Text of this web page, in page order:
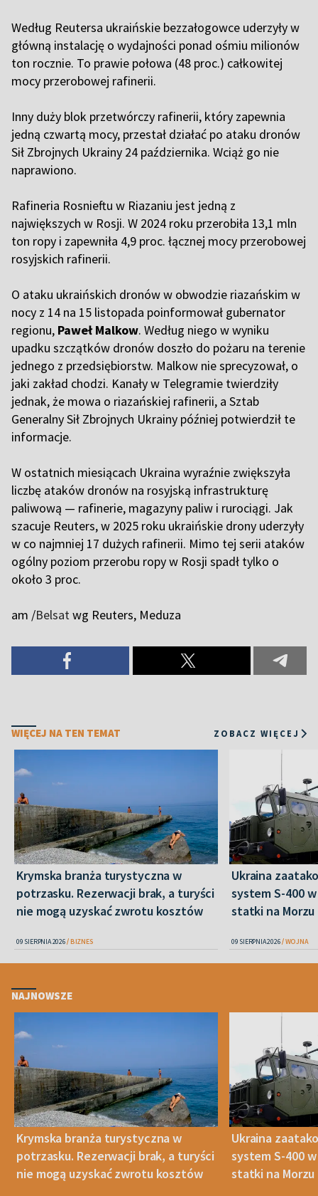
Według Reutersa ukraińskie bezzałogowce uderzyły w
główną instalację o wydajności ponad ośmiu milionów
ton rocznie. To prawie połowa (48 proc.) całkowitej
mocy przerobowej rafinerii.
Inny duży blok przetwórczy rafinerii, który zapewnia
jedną czwartą mocy, przestał działać po ataku dronów
Sił Zbrojnych Ukrainy 24 października. Wciąż go nie
naprawiono.
Rafineria Rosnieftu w Riazaniu jest jedną z
największych w Rosji. W 2024 roku przerobiła 13,1 mln
ton ropy i zapewniła 4,9 proc. łącznej mocy przerobowej
rosyjskich rafinerii.
O ataku ukraińskich dronów w obwodzie riazańskim w
nocy z 14 na 15 listopada poinformował gubernator
regionu, Paweł Malkow. Według niego w wyniku
upadku szczątków dronów doszło do pożaru na terenie
jednego z przedsiębiorstw. Malkow nie sprecyzował, o
jaki zakład chodzi. Kanały w Telegramie twierdziły
jednak, że mowa o riazańskiej rafinerii, a Sztab
Generalny Sił Zbrojnych Ukrainy później potwierdził te
informacje.
W ostatnich miesiącach Ukraina wyraźnie zwiększyła
liczbę ataków dronów na rosyjską infrastrukturę
paliwową — rafinerie, magazyny paliw i rurociągi. Jak
szacuje Reuters, w 2025 roku ukraińskie drony uderzyły
w co najmniej 17 dużych rafinerii. Mimo tej serii ataków
ogólny poziom przerobu ropy w Rosji spadł tylko o
około 3 proc.
am /Belsatwg Reuters, Meduza
WIĘCEJ NA TEN TEMAT ZOBACZ WIĘCEJ
Krymska branża turystyczna w
potrzasku. Rezerwacji brak, a turyści
nie mogą uzyskać zwrotu kosztów
09 SIERPNIA 2026 BIZNES
Ukraina
system S-400
statki na Morzu
09 SIERPNIA 2026 WOJNA
NAJNOWSZE
Krymska branża turystyczna w
potrzasku. Rezerwacji brak, a turyści
nie mogą uzyskać zwrotu kosztów
Ukraina
system S-400
statki na Morzu